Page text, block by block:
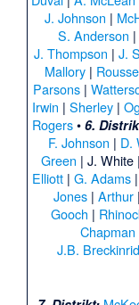
J. Johnson |
S. Anderson |
J. Thompson | J.
Mallory |
Parsons|
Irwin | Sherley|
Rogers• 6.
F. Johnson | D.
Green | J. White |
Elliott | G. Adams |
Jones| Arthur|
Gooch |
Chapman
J.B.